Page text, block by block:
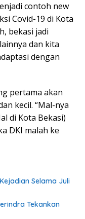
contoh new
Covid-19 di Kota
bekasi jadi
dan kita
dengan
pertama akan
kecil. “Mal-nya
di Kota Bekasi)
DKI malah ke
Selama Juli
Tekankan